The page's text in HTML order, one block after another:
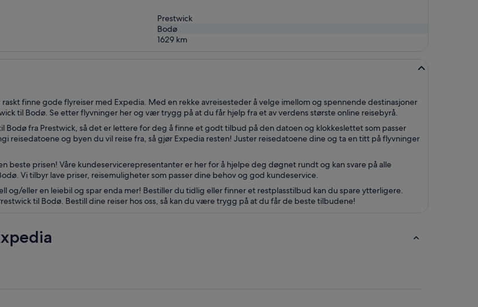
Prestwick
Bodø
1629 km
finne gode flyreiser med Expedia. Med en rekke avreisesteder å velge imellom og spennende destinasjoner
til Bodø. Se etter flyvninger her og vær trygg på at du får hjelp fra et av verdens største online reisebyrå.
Bodø fra Prestwick, så det er lettere for deg å finne et godt tilbud på den datoen og klokkeslettet som passer
reisedatoene og byen du vil reise fra, så gjør Expedia resten! Juster reisedatoene dine og ta en titt på flyvninger
beste prisen! Våre kundeservicerepresentanter er her for å hjelpe deg døgnet rundt og kan svare på alle
Vi tilbyr lave priser, reisemuligheter som passer dine behov og god kundeservice.
og/eller en leiebil og spar enda mer! Bestiller du tidlig eller finner et restplasstilbud kan du spare ytterligere.
til Bodø. Bestill dine reiser hos oss, så kan du være trygg på at du får de beste tilbudene!